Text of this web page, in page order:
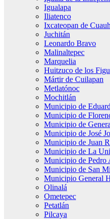
Igualapa
Iliatenco
Ixcateopan de
Juchitán
Leonardo Bravo
Malinaltepec
Marquelia
Huitzuco de los
Mártir de Cuilapan
Metlatónoc
Mochitlán
Municipio de
Municipio de
Municipio de
Municipio de José
Municipio de Juan
Municipio de La
Municipio de Pedro
Municipio de San
Municipio General
Olinalá
Ometepec
Petatlán
Pilcaya